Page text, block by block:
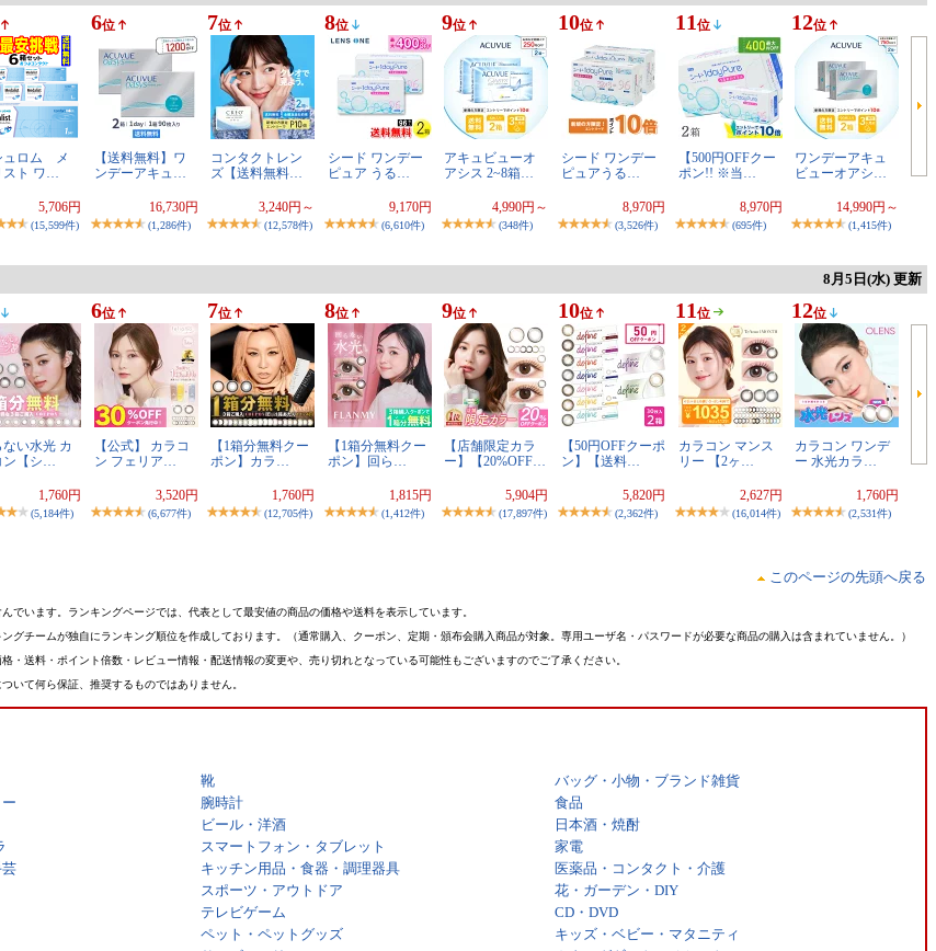
ュロム メ
スト ワ…
5,706円
(15,599件)
6位
【送料無料】ワ
ンデーアキュ…
16,730円
(1,286件)
7位
コンタクトレン
ズ【送料無料…
3,240円～
(12,578件)
8位
シード ワンデー
ピュア うる…
9,170円
(6,610件)
9位
アキュビューオ
アシス 2~8箱…
4,990円～
(348件)
10位
シード ワンデー
ピュアうる…
8,970円
(3,526件)
11 位
【500円OFFクー
ポン!! ※当…
8,970円
(695件)
12位
ワンデーアキュ
ビューオアシ…
14,990円～
(1,415件)
8月5日(水) 更新
ない水光 カ
ン【シ…
1,760円
(5,184件)
6位
【公式】 カラコ
ン フェリア…
3,520円
(6,677件)
7位
【1箱分無料クー
ポン】カラ…
1,760円
(12,705件)
8位
【1箱分無料クー
ポン】回ら…
1,815円
(1,412件)
9位
【店舗限定カラ
ー】【20%OFF…
5,904円
(17,897件)
10位
【50円OFFクーポ
ン】【送料…
5,820円
(2,362件)
11 位
カラコン マンス
リー 【2ヶ…
2,627円
(16,014件)
12位
カラコン ワンデ
ー 水光カラ…
1,760円
(2,531件)
このページの先頭へ戻る
います。ランキングページでは、代表として最安値の商品の価格や送料を表示しています。
チームが独自にランキング順位を作成しております。（通常購入、クーポン、定期・頒布会購入商品が対象。専用ユーザ名・パスワードが必要な商品の購入は含まれていません。）
送料・ポイント倍数・レビュー情報・配送情報の変更や、売り切れとなっている可能性もございますのでご了承ください。
いて何ら保証、推奨するものではありません。
靴
バッグ・小物・ブランド雑貨
腕時計
食品
ビール・洋酒
日本酒・焼酎
スマートフォン・タブレット
家電
キッチン用品・食器・調理器具
医薬品・コンタクト・介護
スポーツ・アウトドア
花・ガーデン・DIY
テレビゲーム
CD・DVD
ペット・ペットグッズ
キッズ・ベビー・マタニティ